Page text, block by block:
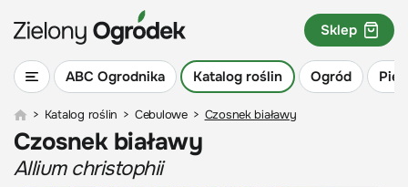
ABC Ogrodnika Katalog roślin Ogród
Sklep
> Katalog roślin > Cebulowe > Czosnek białawy
Czosnek białawy
Allium christophii